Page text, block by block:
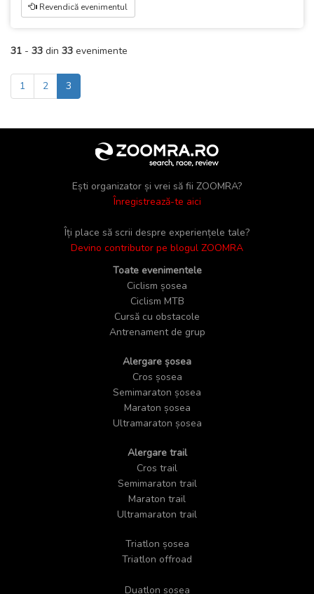
Revendică evenimentul
31 - 33 din 33 evenimente
1 2 3
Ești organizator și vrei să fii ZOOMRA?
Înregistrează-te aici
Îți place să scrii despre experiențele tale?
Devino contributor pe blogul ZOOMRA
Toate evenimentele
Ciclism șosea
Ciclism MTB
Cursă cu obstacole
Antrenament de grup
Alergare șosea
Cros șosea
Semimaraton șosea
Maraton șosea
Ultramaraton șosea
Alergare trail
Cros trail
Semimaraton trail
Maraton trail
Ultramaraton trail
Triatlon șosea
Triatlon offroad
Duatlon șosea